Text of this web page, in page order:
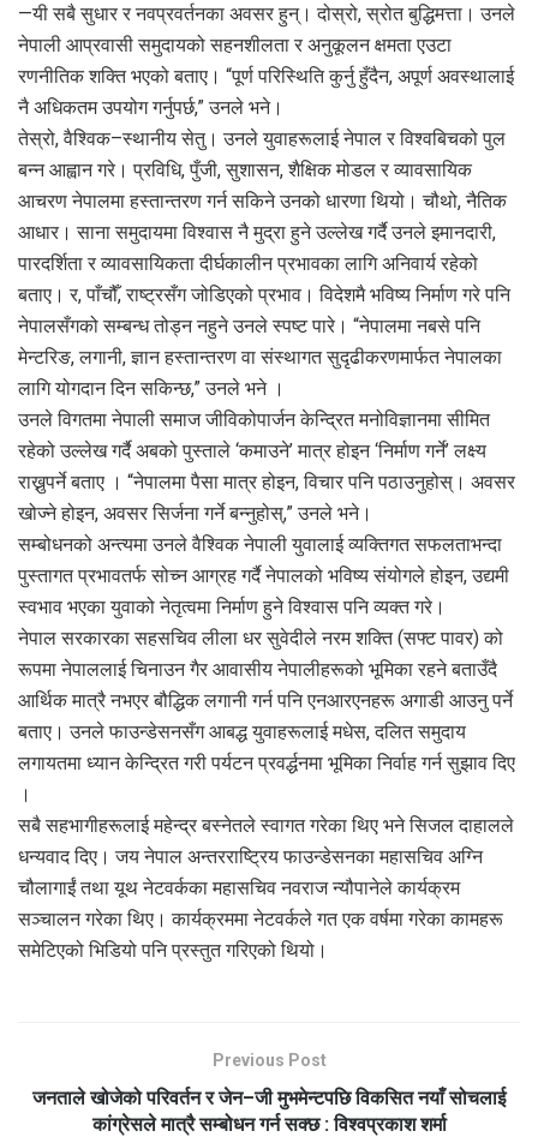
—यी सबै सुधार र नवप्रवर्तनका अवसर हुन्। दोस्रो, स्रोत बुद्धिमत्ता। उनले
नेपाली आप्रवासी समुदायको सहनशीलता र अनुकूलन क्षमता एउटा
रणनीतिक शक्ति भएको बताए। “पूर्ण परिस्थिति कुर्नु हुँदैन, अपूर्ण अवस्थालाई
नै अधिकतम उपयोग गर्नुपर्छ,” उनले भने।
तेस्रो, वैश्विक–स्थानीय सेतु। उनले युवाहरूलाई नेपाल र विश्वबिचको पुल
बन्न आह्वान गरे। प्रविधि, पुँजी, सुशासन, शैक्षिक मोडल र व्यावसायिक
आचरण नेपालमा हस्तान्तरण गर्न सकिने उनको धारणा थियो। चौथो, नैतिक
आधार। साना समुदायमा विश्वास नै मुद्रा हुने उल्लेख गर्दै उनले इमानदारी,
पारदर्शिता र व्यावसायिकता दीर्घकालीन प्रभावका लागि अनिवार्य रहेको
बताए। र, पाँचौँ, राष्ट्रसँग जोडिएको प्रभाव। विदेशमै भविष्य निर्माण गरे पनि
नेपालसँगको सम्बन्ध तोड्न नहुने उनले स्पष्ट पारे। “नेपालमा नबसे पनि
मेन्टरिङ, लगानी, ज्ञान हस्तान्तरण वा संस्थागत सुदृढीकरणमार्फत नेपालका
लागि योगदान दिन सकिन्छ,” उनले भने ।
उनले विगतमा नेपाली समाज जीविकोपार्जन केन्द्रित मनोविज्ञानमा सीमित
रहेको उल्लेख गर्दै अबको पुस्ताले ‘कमाउने’ मात्र होइन ‘निर्माण गर्ने’ लक्ष्य
राख्नुपर्ने बताए । “नेपालमा पैसा मात्र होइन, विचार पनि पठाउनुहोस्। अवसर
खोज्ने होइन, अवसर सिर्जना गर्ने बन्नुहोस्,” उनले भने।
सम्बोधनको अन्त्यमा उनले वैश्विक नेपाली युवालाई व्यक्तिगत सफलताभन्दा
पुस्तागत प्रभावतर्फ सोच्न आग्रह गर्दै नेपालको भविष्य संयोगले होइन, उद्यमी
स्वभाव भएका युवाको नेतृत्वमा निर्माण हुने विश्वास पनि व्यक्त गरे।
नेपाल सरकारका सहसचिव लीला धर सुवेदीले नरम शक्ति (सफ्ट पावर) को
रूपमा नेपाललाई चिनाउन गैर आवासीय नेपालीहरूको भूमिका रहने बताउँदै
आर्थिक मात्रै नभएर बौद्धिक लगानी गर्न पनि एनआरएनहरू अगाडी आउनु पर्ने
बताए। उनले फाउन्डेसनसँग आबद्ध युवाहरूलाई मधेस, दलित समुदाय
लगायतमा ध्यान केन्द्रित गरी पर्यटन प्रवर्द्धनमा भूमिका निर्वाह गर्न सुझाव दिए
।
सबै सहभागीहरूलाई महेन्द्र बस्नेतले स्वागत गरेका थिए भने सिजल दाहालले
धन्यवाद दिए। जय नेपाल अन्तरराष्ट्रिय फाउन्डेसनका महासचिव अग्नि
चौलागाईं तथा यूथ नेटवर्कका महासचिव नवराज न्यौपानेले कार्यक्रम
सञ्चालन गरेका थिए। कार्यक्रममा नेटवर्कले गत एक वर्षमा गरेका कामहरू
समेटिएको भिडियो पनि प्रस्तुत गरिएको थियो।
Previous Post
जनताले खोजेको परिवर्तन र जेन–जी मुभमेन्टपछि विकसित नयाँ सोचलाई
कांग्रेसले मात्रै सम्बोधन गर्न सक्छ : विश्वप्रकाश शर्मा